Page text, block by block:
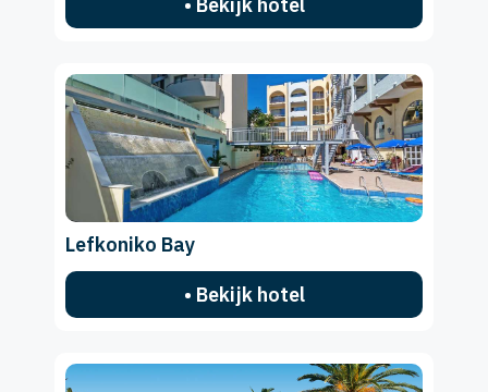
Lefkoniko Bay
• Bekijk hotel